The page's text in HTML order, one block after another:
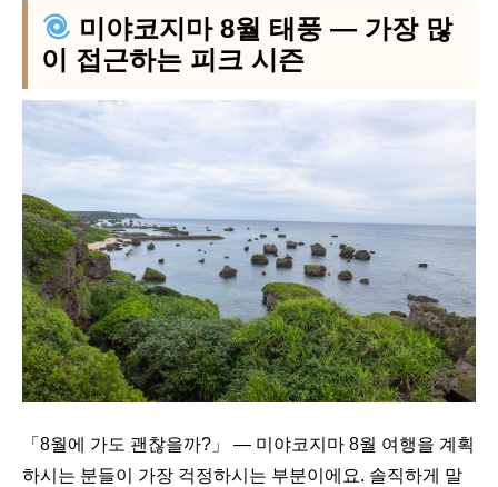
미야코지마 8월 태풍 — 가장 많
이 접근하는 피크 시즌
「8월에 가도 괜찮을까?」 — 미야코지마 8월 여행을 계획
하시는 분들이 가장 걱정하시는 부분이에요. 솔직하게 말